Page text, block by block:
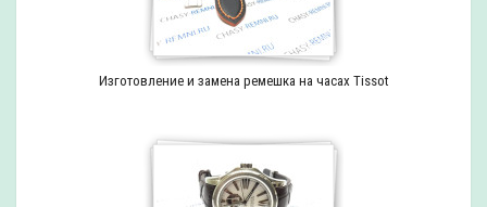
Изготовление и замена ремешка на часах Tissot